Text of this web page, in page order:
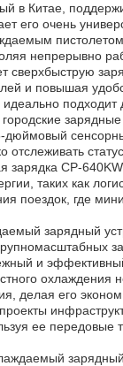
в Китае,
его очень
непрерывно
сверхбыструю
и повышая
идеально
отслеживать
зарядка CP-
таких как
поездок, где
зарядный
и
охлаждения
делая его
ее передовые
зарядный